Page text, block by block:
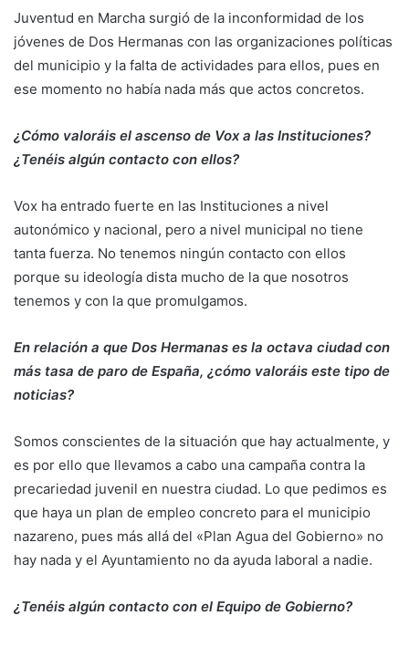
Juventud en Marcha surgió de la inconformidad de los
jóvenes de Dos Hermanas con las organizaciones políticas
del municipio y la falta de actividades para ellos, pues en
ese momento no había nada más que actos concretos.
¿Cómo valoráis el ascenso de Vox a las Instituciones?
¿Tenéis algún contacto con ellos?
Vox ha entrado fuerte en las Instituciones a nivel
autonómico y nacional, pero a nivel municipal no tiene
tanta fuerza. No tenemos ningún contacto con ellos
porque su ideología dista mucho de la que nosotros
tenemos y con la que promulgamos.
En relación a que Dos Hermanas es la octava ciudad con
más tasa de paro de España, ¿cómo valoráis este tipo de
noticias?
Somos conscientes de la situación que hay actualmente, y
es por ello que llevamos a cabo una campaña contra la
precariedad juvenil en nuestra ciudad. Lo que pedimos es
que haya un plan de empleo concreto para el municipio
nazareno, pues más allá del «Plan Agua del Gobierno» no
hay nada y el Ayuntamiento no da ayuda laboral a nadie.
¿Tenéis algún contacto con el Equipo de Gobierno?